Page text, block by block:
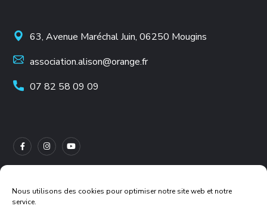
Nous utilisons des cookies pour optimiser notre site web et notre
service.
63, Avenue Maréchal Juin, 06250 Mougins
association.alison@orange.fr
07 82 58 09 09